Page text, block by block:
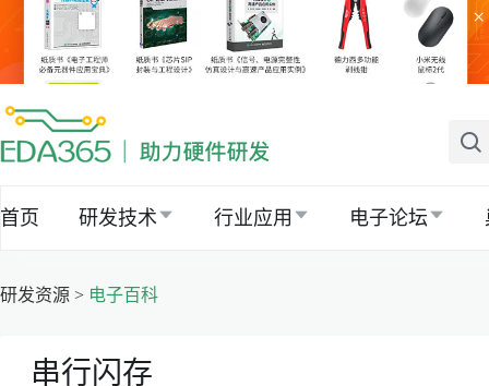
×
首页 研发技术 行业应用 电子论坛
研发资源 > 电子百科
串行闪存